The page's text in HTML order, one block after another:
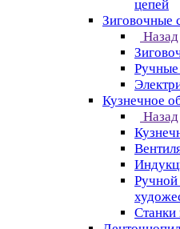
цепей
Зиговочные
Назад
Ручные
Кузнечное
Назад
Ручной
Станки